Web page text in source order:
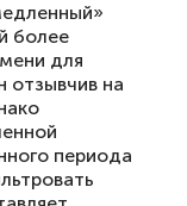
более
для
отзывчив на
периода